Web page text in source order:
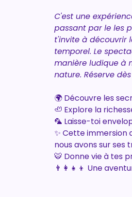
C'est une
passant par le les
t'invite à découvrir
temporel. Le
manière ludique à
nature. Réserve
🌍 Découvre les
🦥 Explore la
🦜 Laisse-toi
✨ Cette immersion
nous avons sur ses
🐯 Donne vie à tes
👨‍👩‍👧‍👦 Une